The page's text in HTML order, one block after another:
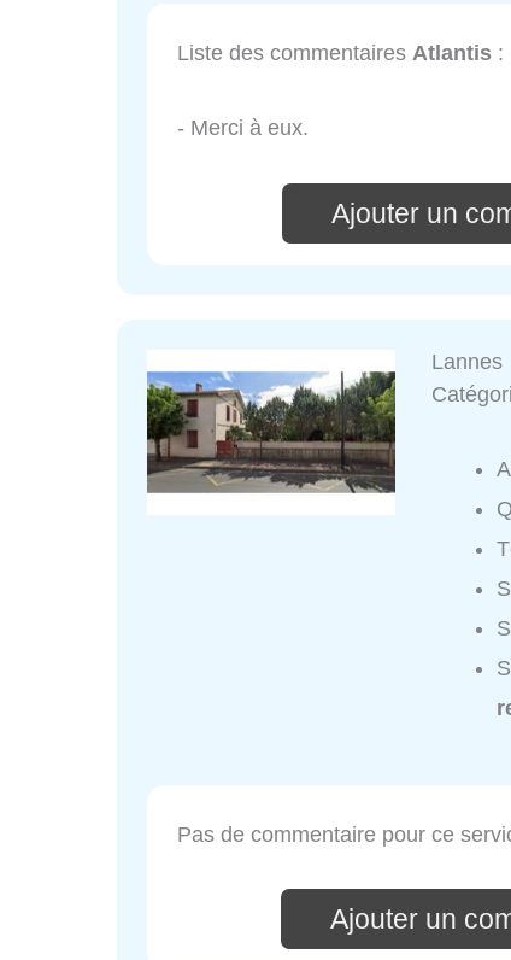
Liste des commentaires Atlantis :
- Merci à eux.
Ajouter un
Lannes
Pas de commentaire pour ce
Ajouter un